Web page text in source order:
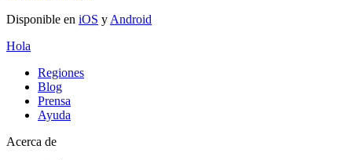
Disponible en iOS y Android
Hola
Regiones
Blog
Prensa
Ayuda
Acerca de